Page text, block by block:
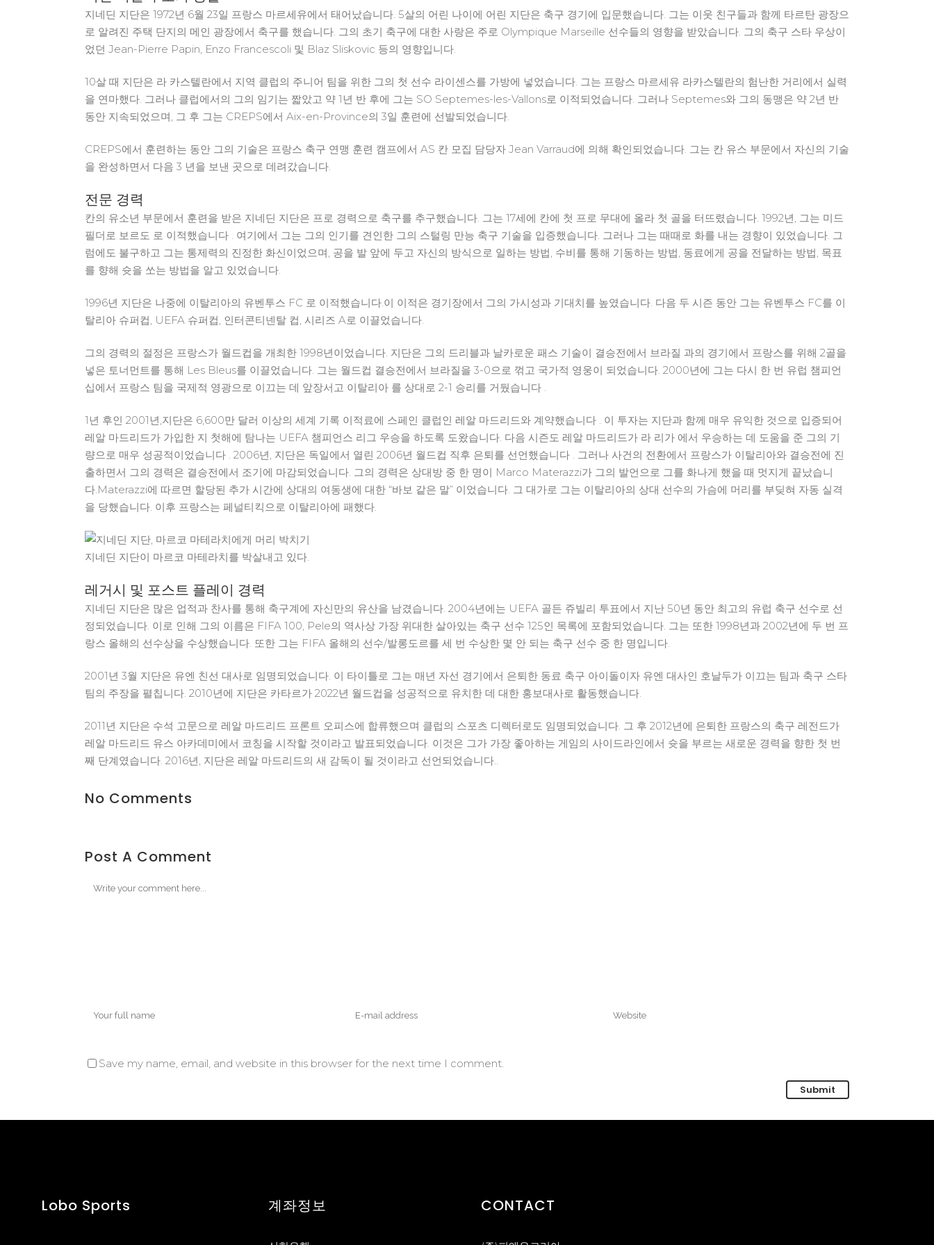
지네딘 지단은 1972년 6월 23일 프랑스 마르세유에서 태어났습니다. 5살의 어린 나이에 어린 지단은 축구 경기에 입문했습니다. 그는 이웃 친구들과 함께 타르탄 광장으
로 알려진 주택 단지의 메인 광장에서 축구를 했습니다. 그의 초기 축구에 대한 사랑은 주로 Olympique Marseille 선수들의 영향을 받았습니다. 그의 축구 스타 우상이
었던 Jean-Pierre Papin, Enzo Francescoli 및 Blaz Sliskovic 등의 영향입니다.
10살 때 지단은 라 카스텔란에서 지역 클럽의 주니어 팀을 위한 그의 첫 선수 라이센스를 가방에 넣었습니다. 그는 프랑스 마르세유 라카스텔란의 험난한 거리에서 실력
을 연마했다. 그러나 클럽에서의 그의 임기는 짧았고 약 1년 반 후에 그는 SO Septemes-les-Vallons로 이적되었습니다. 그러나 Septemes와 그의 동맹은 약 2년 반
동안 지속되었으며, 그 후 그는 CREPS에서 Aix-en-Province의 3일 훈련에 선발되었습니다.
CREPS에서 훈련하는 동안 그의 기술은 프랑스 축구 연맹 훈련 캠프에서 AS 칸 모집 담당자 Jean Varraud에 의해 확인되었습니다. 그는 칸 유스 부문에서 자신의 기술
을 완성하면서 다음 3 년을 보낸 곳으로 데려갔습니다.
전문 경력
칸의 유소년 부문에서 훈련을 받은 지네딘 지단은 프로 경력으로 축구를 추구했습니다. 그는 17세에 칸에 첫 프로 무대에 올라 첫 골을 터뜨렸습니다. 1992년, 그는 미드
필더로 보르도 로 이적했습니다 . 여기에서 그는 그의 인기를 견인한 그의 스털링 만능 축구 기술을 입증했습니다. 그러나 그는 때때로 화를 내는 경향이 있었습니다. 그
럼에도 불구하고 그는 통제력의 진정한 화신이었으며, 공을 발 앞에 두고 자신의 방식으로 일하는 방법, 수비를 통해 기동하는 방법, 동료에게 공을 전달하는 방법, 목표
를 향해 슛을 쏘는 방법을 알고 있었습니다.
1996년 지단은 나중에 이탈리아의 유벤투스 FC 로 이적했습니다.이 이적은 경기장에서 그의 가시성과 기대치를 높였습니다. 다음 두 시즌 동안 그는 유벤투스 FC를 이
탈리아 슈퍼컵, UEFA 슈퍼컵, 인터콘티넨탈 컵, 시리즈 A로 이끌었습니다.
그의 경력의 절정은 프랑스가 월드컵을 개최한 1998년이었습니다. 지단은 그의 드리블과 날카로운 패스 기술이 결승전에서 브라질 과의 경기에서 프랑스를 위해 2골을
넣은 토너먼트를 통해 Les Bleus를 이끌었습니다. 그는 월드컵 결승전에서 브라질을 3-0으로 꺾고 국가적 영웅이 되었습니다. 2000년에 그는 다시 한 번 유럽 챔피언
십에서 프랑스 팀을 국제적 영광으로 이끄는 데 앞장서고 이탈리아 를 상대로 2-1 승리를 거뒀습니다 .
1년 후인 2001년,지단은 6,600만 달러 이상의 세계 기록 이적료에 스페인 클럽인 레알 마드리드와 계약했습니다 . 이 투자는 지단과 함께 매우 유익한 것으로 입증되어
레알 마드리드가 가입한 지 첫해에 탐나는 UEFA 챔피언스 리그 우승을 하도록 도왔습니다. 다음 시즌도 레알 마드리드가 라 리가 에서 우승하는 데 도움을 준 그의 기
량으로 매우 성공적이었습니다 . 2006년, 지단은 독일에서 열린 2006년 월드컵 직후 은퇴를 선언했습니다 . 그러나 사건의 전환에서 프랑스가 이탈리아와 결승전에 진
출하면서 그의 경력은 결승전에서 조기에 마감되었습니다. 그의 경력은 상대방 중 한 명이 Marco Materazzi가 그의 발언으로 그를 화나게 했을 때 멋지게 끝났습니
다.Materazzi에 따르면 할당된 추가 시간에 상대의 여동생에 대한 “바보 같은 말” 이었습니다. 그 대가로 그는 이탈리아의 상대 선수의 가슴에 머리를 부딪혀 자동 실격
을 당했습니다. 이후 프랑스는 페널티킥으로 이탈리아에 패했다.
지네딘 지단이 마르코 마테라치를 박살내고 있다.
레거시 및 포스트 플레이 경력
지네딘 지단은 많은 업적과 찬사를 통해 축구계에 자신만의 유산을 남겼습니다. 2004년에는 UEFA 골든 쥬빌리 투표에서 지난 50년 동안 최고의 유럽 축구 선수로 선
정되었습니다. 이로 인해 그의 이름은 FIFA 100, Pele의 역사상 가장 위대한 살아있는 축구 선수 125인 목록에 포함되었습니다. 그는 또한 1998년과 2002년에 두 번 프
랑스 올해의 선수상을 수상했습니다. 또한 그는 FIFA 올해의 선수/발롱도르를 세 번 수상한 몇 안 되는 축구 선수 중 한 명입니다.
2001년 3월 지단은 유엔 친선 대사로 임명되었습니다. 이 타이틀로 그는 매년 자선 경기에서 은퇴한 동료 축구 아이돌이자 유엔 대사인 호날두가 이끄는 팀과 축구 스타
팀의 주장을 펼칩니다. 2010년에 지단은 카타르가 2022년 월드컵을 성공적으로 유치한 데 대한 홍보대사로 활동했습니다.
2011년 지단은 수석 고문으로 레알 마드리드 프론트 오피스에 합류했으며 클럽의 스포츠 디렉터로도 임명되었습니다. 그 후 2012년에 은퇴한 프랑스의 축구 레전드가
레알 마드리드 유스 아카데미에서 코칭을 시작할 것이라고 발표되었습니다. 이것은 그가 가장 좋아하는 게임의 사이드라인에서 슛을 부르는 새로운 경력을 향한 첫 번
째 단계였습니다. 2016년, 지단은 레알 마드리드의 새 감독이 될 것이라고 선언되었습니다..
No Comments
Post A Comment
Save my name, email, and website in this browser for the next time I comment.
Lobo Sports 계좌정보 CONTACT